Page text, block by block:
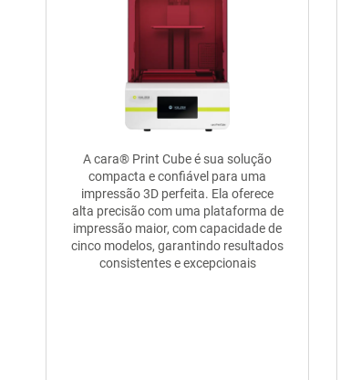
A cara® Print Cube é sua solução
compacta e confiável para uma
impressão 3D perfeita. Ela oferece
alta precisão com uma plataforma de
impressão maior, com capacidade de
cinco modelos, garantindo resultados
consistentes e excepcionais